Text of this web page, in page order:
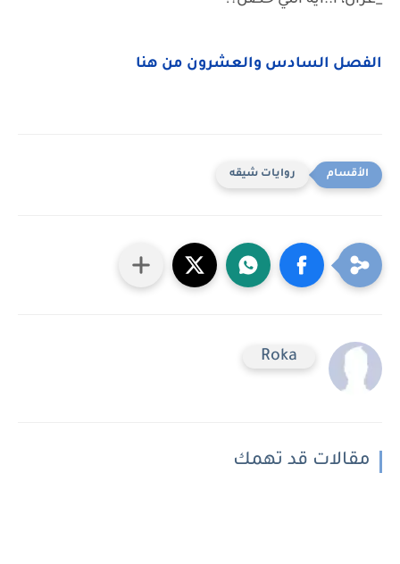
الفصل السادس والعشرون من هنا
روايات شيقه
Roka
مقالات قد تهمك